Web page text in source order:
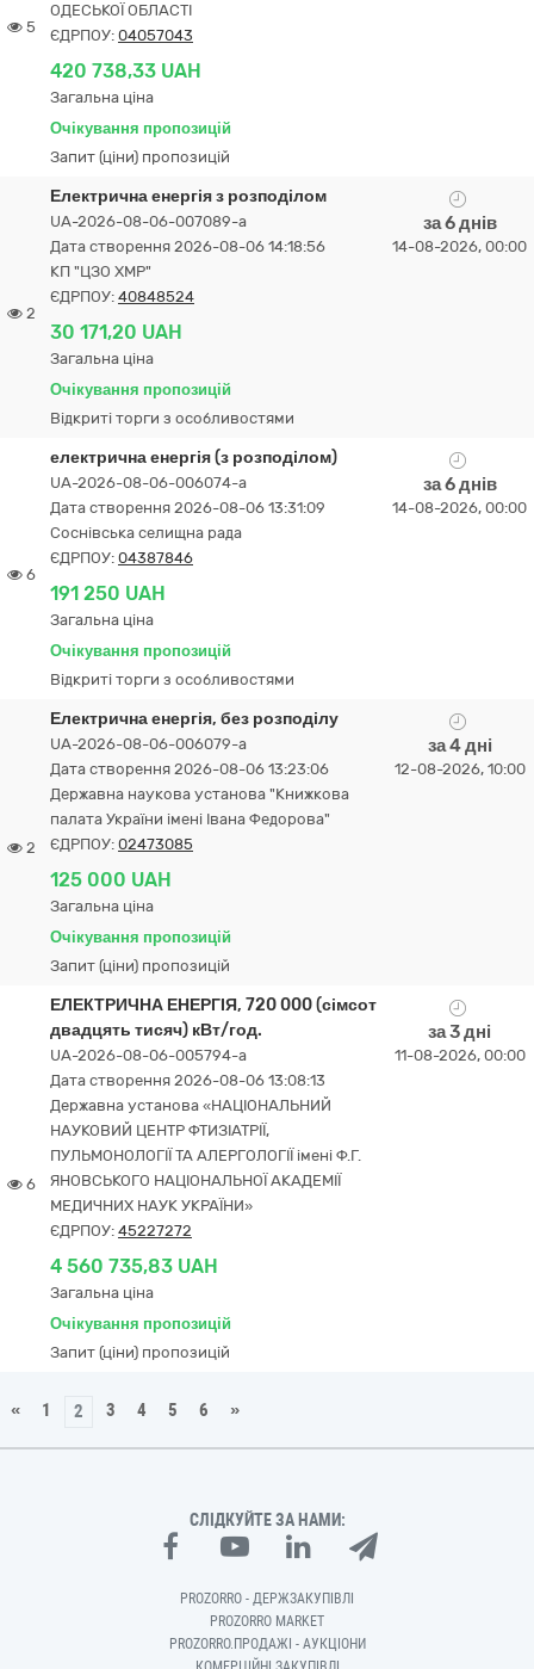
5
ОДЕСЬКОЇ ОБЛАСТІ
ЄДРПОУ: 04057043
420 738,33 UAH
Загальна ціна
Очікування пропозицій
Запит (ціни) пропозицій
2
Електрична енергія з розподілом
UA-2026-08-06-007089-a
Дата створення 2026-08-06 14:18:56
КП "ЦЗО ХМР"
ЄДРПОУ: 40848524
30 171,20 UAH
Загальна ціна
Очікування пропозицій
Відкриті торги з особливостями
за 6 днів
14-08-2026, 00:00
6
електрична енергія (з розподілом)
UA-2026-08-06-006074-a
Дата створення 2026-08-06 13:31:09
Соснівська селищна рада
ЄДРПОУ: 04387846
191 250 UAH
Загальна ціна
Очікування пропозицій
Відкриті торги з особливостями
за 6 днів
14-08-2026, 00:00
2
Електрична енергія, без розподілу
UA-2026-08-06-006079-a
Дата створення 2026-08-06 13:23:06
Державна наукова установа "Книжкова
палата України імені Івана Федорова"
ЄДРПОУ: 02473085
125 000 UAH
Загальна ціна
Очікування пропозицій
Запит (ціни) пропозицій
за 4 дні
12-08-2026, 10:00
6
ЕЛЕКТРИЧНА ЕНЕРГІЯ, 720 000 (сімсот
двадцять тисяч) кВт/год.
UA-2026-08-06-005794-a
Дата створення 2026-08-06 13:08:13
Державна установа «НАЦІОНАЛЬНИЙ
НАУКОВИЙ ЦЕНТР ФТИЗІАТРІЇ,
ПУЛЬМОНОЛОГІЇ ТА АЛЕРГОЛОГІЇ імені Ф.Г.
ЯНОВСЬКОГО НАЦІОНАЛЬНОЇ АКАДЕМІЇ
МЕДИЧНИХ НАУК УКРАЇНИ»
ЄДРПОУ: 45227272
4 560 735,83 UAH
Загальна ціна
Очікування пропозицій
Запит (ціни) пропозицій
за 3 дні
11-08-2026, 00:00
« 1 2 3 4 5 6 »
СЛІДКУЙТЕ ЗА НАМИ:
PROZORRO - ДЕРЖЗАКУПІВЛІ
PROZORRO MARKET
PROZORRO.ПРОДАЖІ - АУКЦІОНИ